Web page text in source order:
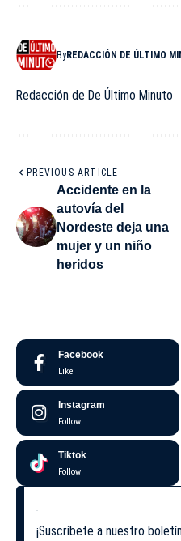
ByREDACCIÓN DE ÚLTIMO
Redacción de De Último Minuto
PREVIOUS ARTICLE
Accidente en la
autovía del
Nordeste deja una
mujer y un niño
heridos
Facebook
Like
Instagram
Follow
Tiktok
Follow
¡Suscríbete a nuestro